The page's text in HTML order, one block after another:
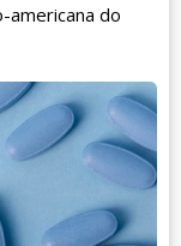
americana do